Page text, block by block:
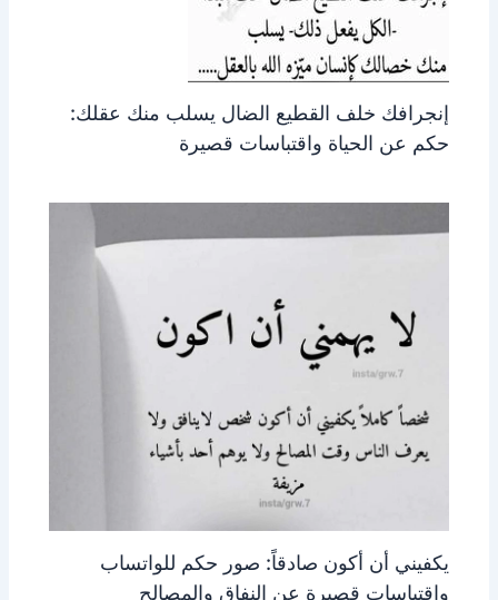
إنجرافك خلف القطيع الضال يسلب منك عقلك:
حكم عن الحياة واقتباسات قصيرة
يكفيني أن أكون صادقاً: صور حكم للواتساب
واقتباسات قصيرة عن النفاق والمصالح